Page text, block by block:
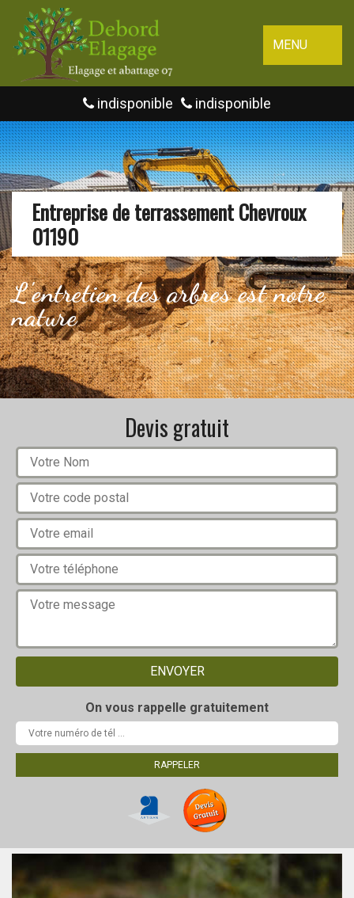
MENU
indisponible indisponible
Entreprise de terrassement Chevroux
01190
L'entretien des arbres est notre
nature
Devis gratuit
On vous rappelle gratuitement